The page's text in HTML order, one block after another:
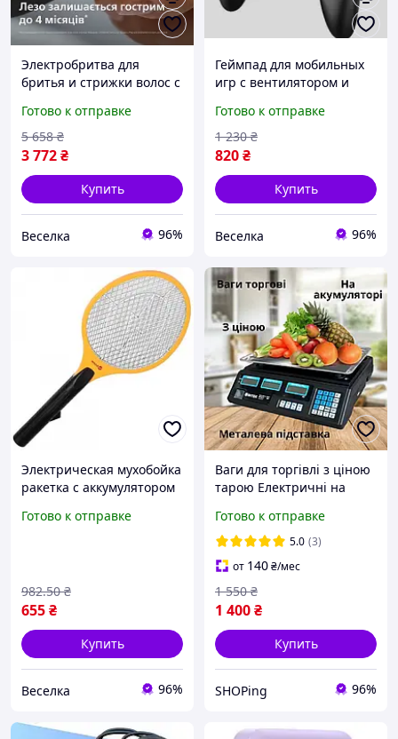
Электробритва для
бритья и стрижки волос с
мужчин удобная и
безопасная в
использовании FLAME
Готово к отправке
3 772₴
5 658 ₴
Купить
Веселка 96%
Геймпад для мобильных
игр с вентилятором и
удобный контроллер для
смартфонов FLAME
Готово к отправке
820₴
1 230 ₴
Купить
Веселка 96%
Электрическая мухобойка
ракетка с аккумулятором
комаров удобная и
Готово к отправке
655₴
982.50 ₴
Купить
Веселка 96%
Ваги для торгівлі з ціною
тарою Електричні на
терези з акамулятором
торгівельні
Готово к отправке
5.0 (3)
от 140₴/мес
1 400₴
1 550 ₴
Купить
SHOPing 96%